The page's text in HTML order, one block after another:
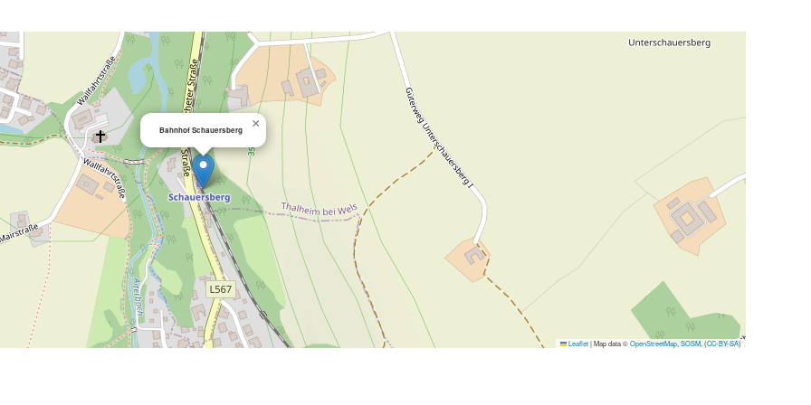
Bahnhof Schauersberg ×
Leaflet|Map data ©OpenStreetMap SOSM , (CC-BY-SA)